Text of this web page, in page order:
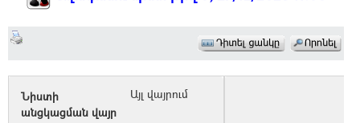
Նիստի
անցկացման վայր
Այլ վայրում